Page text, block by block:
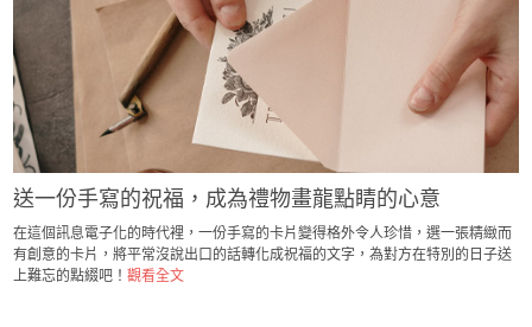
送一份手寫的祝福，成為禮物畫龍點睛的心意
在這個訊息電子化的時代裡，一份手寫的卡片變得格外令人珍惜，選一張精緻而
有創意的卡片，將平常沒說出口的話轉化成祝福的文字，為對方在特別的日子送
上難忘的點綴吧！觀看全文